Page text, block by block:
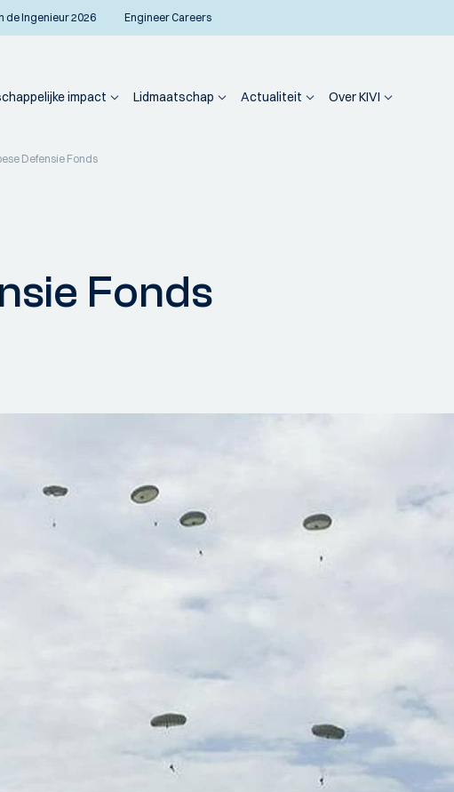
de Ingenieur 2026 Engineer Careers
impact Lidmaatschap Actualiteit Over KIVI
Defensie Fonds
Fonds